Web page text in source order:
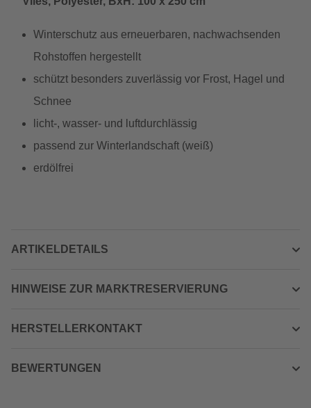
Winterschutz aus erneuerbaren, nachwachsenden
Rohstoffen hergestellt
schützt besonders zuverlässig vor Frost, Hagel und
Schnee
licht-, wasser- und luftdurchlässig
passend zur Winterlandschaft (weiß)
erdölfrei
ARTIKELDETAILS
HINWEISE ZUR MARKTRESERVIERUNG
HERSTELLERKONTAKT
BEWERTUNGEN